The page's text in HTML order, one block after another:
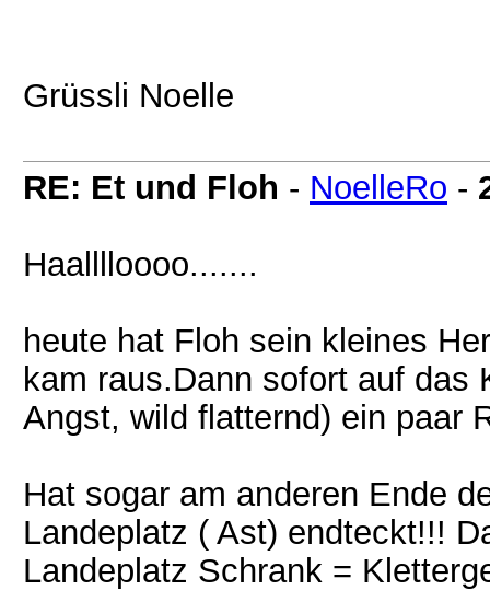
Grüssli Noelle
RE: Et und Floh - NoelleRo -
Haalllloooo.......
heute hat Floh sein kleines
kam raus.Dann sofort auf das
Angst, wild flatternd) ein paar
Hat sogar am anderen Ende
Landeplatz ( Ast) endteckt!!!
Landeplatz Schrank =